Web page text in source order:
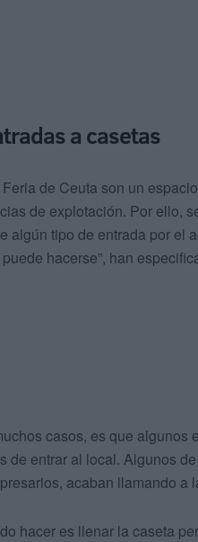
a casetas
de Ceuta son un
de explotación. Por ello,
algún tipo de entrada por el
hacerse”, han
casos, es que algunos
de entrar al local. Algunos
acaban llamando a
hacer es llenar la caseta